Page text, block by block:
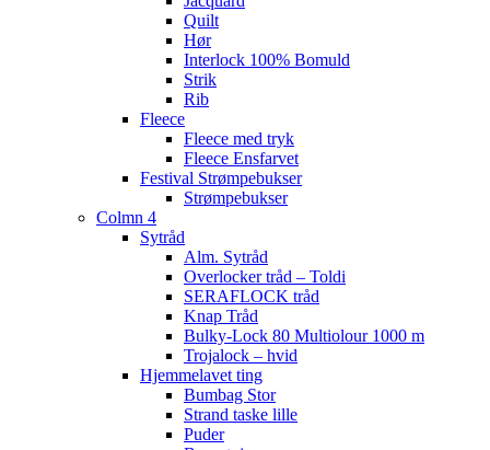
Quilt
Hør
Interlock 100% Bomuld
Strik
Rib
Fleece
Fleece med tryk
Fleece Ensfarvet
Festival Strømpebukser
Strømpebukser
Colmn 4
Sytråd
Alm. Sytråd
Overlocker tråd – Toldi
SERAFLOCK tråd
Knap Tråd
Bulky-Lock 80 Multiolour 1000 m
Trojalock – hvid
Hjemmelavet ting
Bumbag Stor
Strand taske lille
Puder